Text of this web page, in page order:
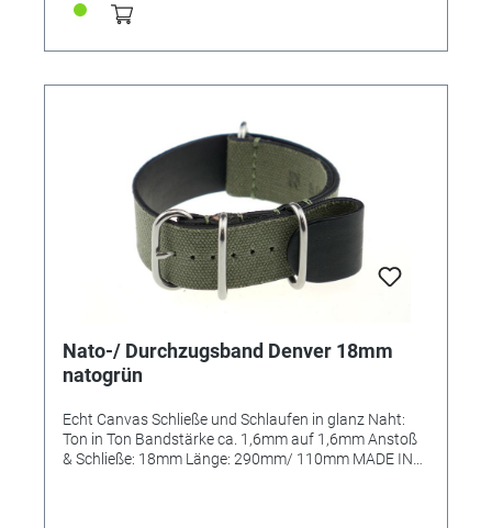
Nato-/ Durchzugsband Denver 18mm
natogrün
Echt Canvas Schließe und Schlaufen in glanz Naht:
Ton in Ton Bandstärke ca. 1,6mm auf 1,6mm Anstoß
& Schließe: 18mm Länge: 290mm/ 110mm MADE IN